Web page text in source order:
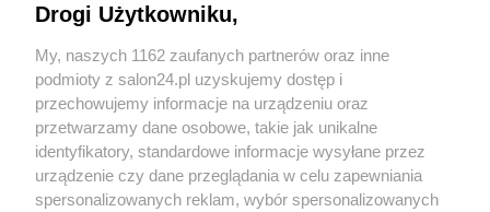
Sport
Społeczeństwo
Kultura
Drogi Użytkowniku,
My, naszych 1162 zaufanych partnerów oraz inne
podmioty z salon24.pl uzyskujemy dostęp i
przechowujemy informacje na urządzeniu oraz
przetwarzamy dane osobowe, takie jak unikalne
identyfikatory, standardowe informacje wysyłane przez
urządzenie czy dane przeglądania w celu zapewniania
spersonalizowanych reklam, wybór spersonalizowanych